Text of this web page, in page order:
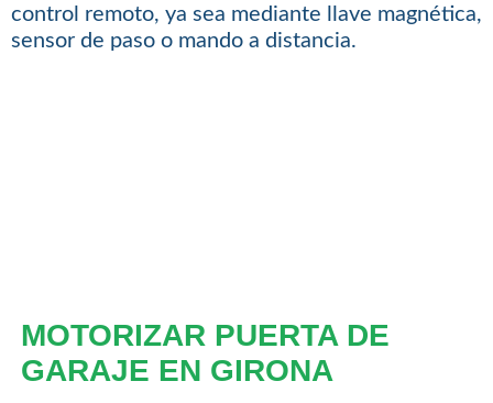
control remoto, ya sea mediante llave magnética,
sensor de paso o mando a distancia.
MOTORIZAR PUERTA DE
GARAJE EN GIRONA